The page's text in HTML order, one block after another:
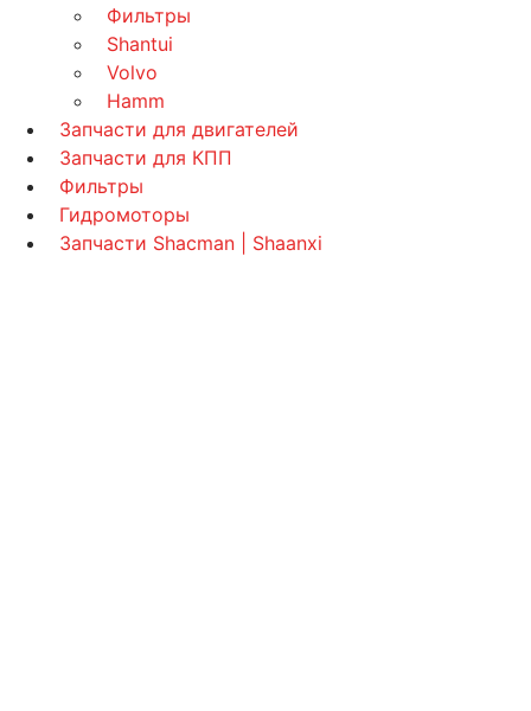
Фильтры
Shantui
Volvo
Hamm
Запчасти для двигателей
Запчасти для КПП
Фильтры
Гидромоторы
Запчасти Shacman | Shaanxi